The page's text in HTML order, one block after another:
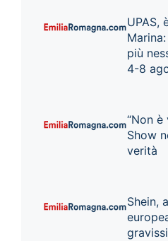
UPAS,
più
4-8
“Non è
Show
verità
Shein,